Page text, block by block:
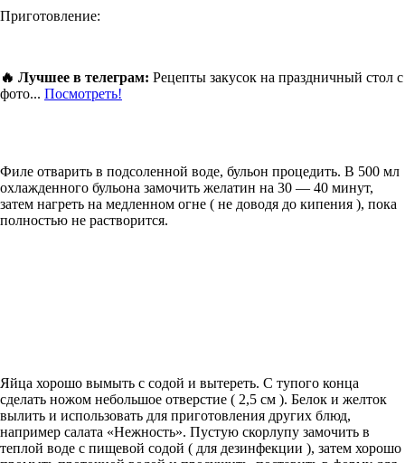
Приготовление:
🔥 Лучшее в телеграм: Рецепты закусок на праздничный стол с
фото... Посмотреть!
Филе отварить в подсоленной воде, бульон процедить. В 500 мл
охлажденного бульона замочить желатин на 30 — 40 минут,
затем нагреть на медленном огне ( не доводя до кипения ), пока
полностью не растворится.
Яйца хорошо вымыть с содой и вытереть. С тупого конца
сделать ножом небольшое отверстие ( 2,5 см ). Белок и желток
вылить и использовать для приготовления других блюд,
например салата «Нежность». Пустую скорлупу замочить в
теплой воде с пищевой содой ( для дезинфекции ), затем хорошо